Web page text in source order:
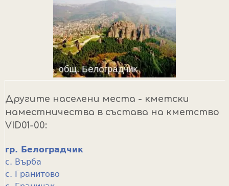
Другите населени места - кметски
наместничества в състава на кметство
VID01-00:
гр. Белоградчик
с. Върба
с. Гранитово